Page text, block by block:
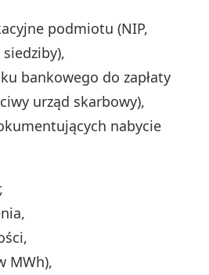
podmiotu (NIP,
siedziby),
bankowego do zapłaty
urząd skarbowy),
nabycie
MWh),